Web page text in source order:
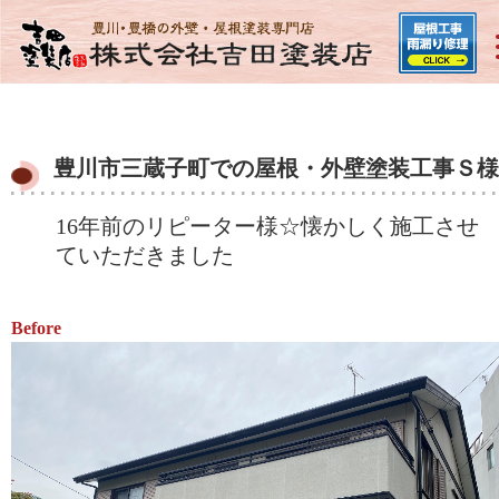
豊川市三蔵子町での屋根・外壁塗装工事Ｓ様
16年前のリピーター様☆懐かしく施工させ
ていただきました
Before